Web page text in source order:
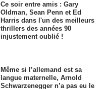
Ce soir entre amis : Gary
Oldman, Sean Penn et Ed
Harris dans l'un des meilleurs
thrillers des années 90
injustement oublié !
Même si l’allemand est sa
langue maternelle, Arnold
Schwarzenegger n’a pas eu le